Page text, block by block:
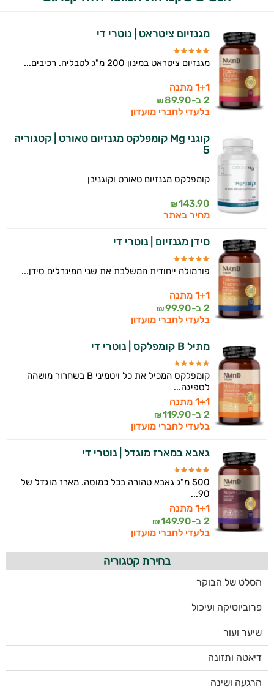
מגנזיום ציטראט | נוטרי די
מגנזיום ציטראט במינון 200 מ"ג לטבליה. רכיבים...
1+1 מתנה
2 ב-
89.90
₪
בלעדי לחברי מועדון
קוגני Mg קומפלקס מגנזיום טאורט | קטגוריה
5
קומפלקס מגנזיום טאורט וקוגניבן
143.90
₪
מחיר באתר
סידן מגנזיום | נוטרי די
פורמולה ייחודית המשלבת את שני המינרלים סידן...
1+1 מתנה
2 ב-
99.90
₪
בלעדי לחברי מועדון
מתיל B קומפלקס | נוטרי די
קומפלקס המכיל את כל ויטמיני B בשחרור מושהה
לספיגה...
1+1 מתנה
2 ב-
119.90
₪
בלעדי לחברי מועדון
גאבא במארז מוגדל | נוטרי די
500 מ"ג גאבא טהורה בכל כמוסה. מארז מוגדל של
90...
1+1 מתנה
2 ב-
149.90
₪
בלעדי לחברי מועדון
בחירת קטגוריה
הסלט של הבוקר
פרוביוטיקה ועיכול
שיער ועור
דיאטה ותזונה
הרגעה ושינה
אישיות מבוססות מדעית.
זה הזמן להתחיל. איך אוכל לעזור?